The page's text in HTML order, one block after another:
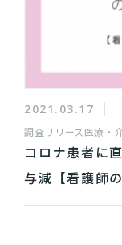
2021.03.17
調査リリース 医療・
コロナ患者に
与減【看護師